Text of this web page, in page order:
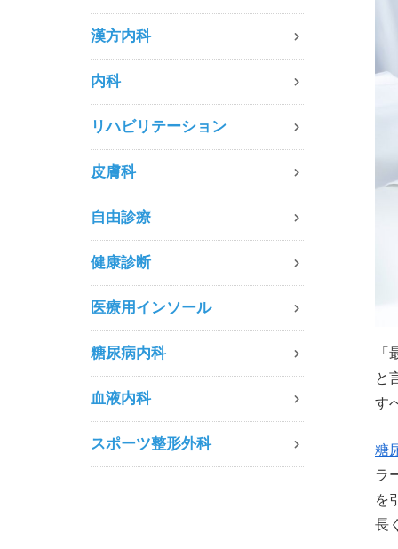
と
す
糖
ラ
を
長
漢方内科
内科
リハビリテーション
皮膚科
自由診療
健康診断
医療用インソール
糖尿病内科
血液内科
スポーツ整形外科